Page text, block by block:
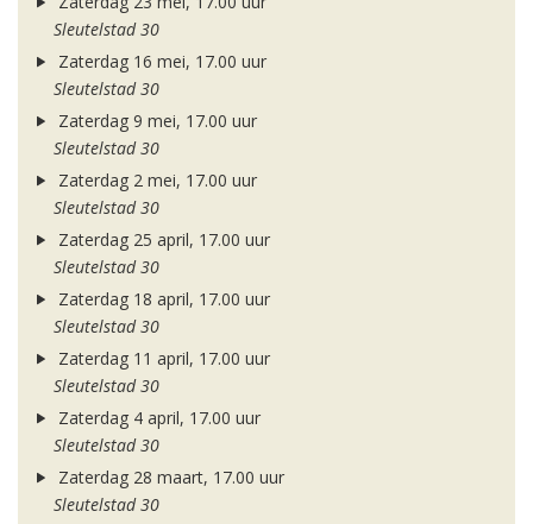
Sleutelstad 30
Zaterdag 16 mei, 17.00 uur
Sleutelstad 30
Zaterdag 9 mei, 17.00 uur
Sleutelstad 30
Zaterdag 2 mei, 17.00 uur
Sleutelstad 30
Zaterdag 25 april, 17.00 uur
Sleutelstad 30
Zaterdag 18 april, 17.00 uur
Sleutelstad 30
Zaterdag 11 april, 17.00 uur
Sleutelstad 30
Zaterdag 4 april, 17.00 uur
Sleutelstad 30
Zaterdag 28 maart, 17.00 uur
Sleutelstad 30